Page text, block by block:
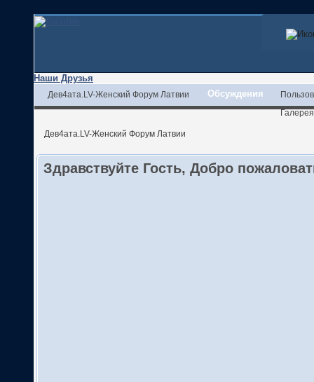
Наши Друзья
Дев4ата.LV-Женский Форум Латвии Обсуждения
Галерея
Дев4ата.LV-Женский Форум Латвии
Здравствуйте Гость, Добро